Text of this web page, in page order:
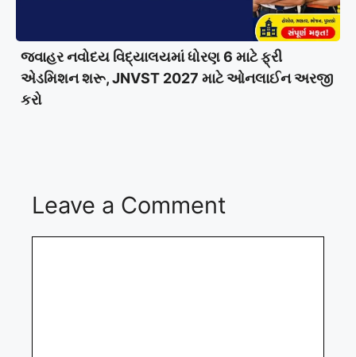
જવાહર નવોદય વિદ્યાલયમાં ધોરણ 6 માટે ફ્રી
એડમિશન શરૂ, JNVST 2027 માટે ઓનલાઈન અરજી
કરો
Leave a Comment